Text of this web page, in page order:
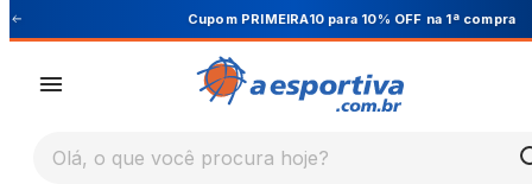
Cupom PRIMEIRA10 para 10% OFF na 1ª compra
Olá, o que você procura hoje?